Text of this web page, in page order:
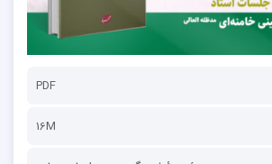
PDF
16M